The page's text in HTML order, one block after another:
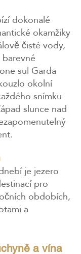
dokonalé
okamžiky
čisté vody,
sul Garda
okolní
snímku
slunce nad
je jezero
pro
obdobích,
a
a vína